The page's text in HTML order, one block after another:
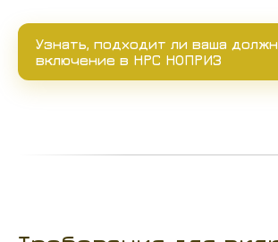
Узнать, подходит ли ваша
включение в НРС НОПРИЗ